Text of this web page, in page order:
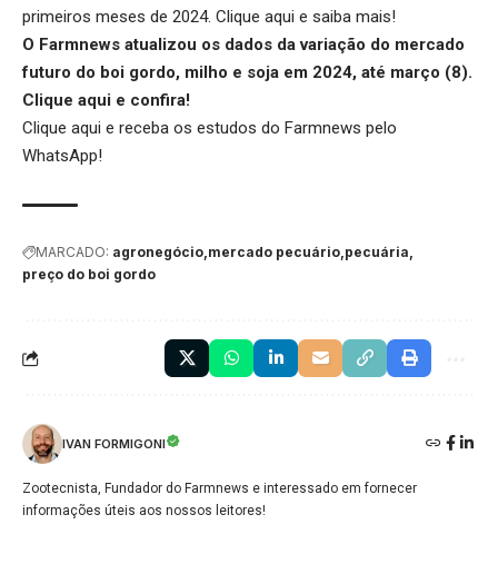
primeiros meses de 2024. Clique aqui e saiba mais!
O Farmnews atualizou os dados da variação do mercado
futuro do boi gordo, milho e soja em 2024, até março (8).
Clique aqui e confira!
Clique aqui e receba os estudos do Farmnews pelo
WhatsApp!
MARCADO: agronegócio mercado pecuário pecuária
preço do boi gordo
IVAN FORMIGONI
Zootecnista, Fundador do Farmnews e interessado em fornecer
informações úteis aos nossos leitores!